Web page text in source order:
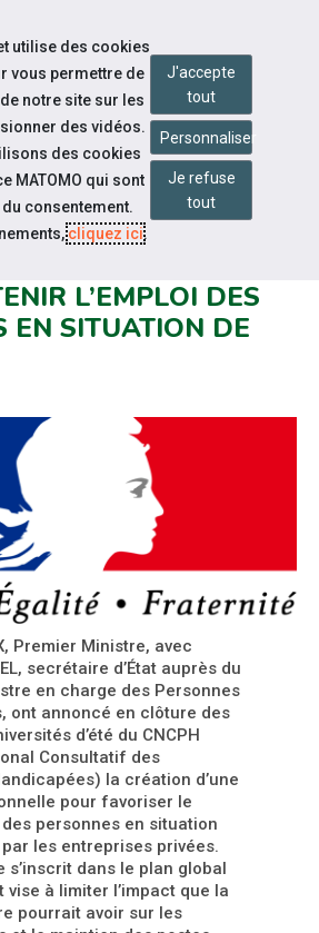
- 100
L’EMPLOI DES
EN SITUATION DE
Premier Ministre, avec
secrétaire d’État auprès du
en charge des Personnes
ont annoncé en clôture des
d’été du CNCPH
Consultatif des
la création d’une
pour favoriser le
personnes en situation
les entreprises privées.
s’inscrit dans le plan global
vise à limiter l’impact que la
pourrait avoir sur les
utilise des cookies
vous permettre de
notre site sur les
des vidéos.
des cookies
MATOMO qui sont
consentement.
cliquez ici.
J'accepte
tout
Personnaliser
Je refuse
tout